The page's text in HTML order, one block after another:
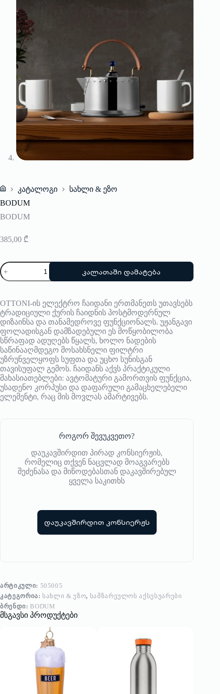
Home
კატალოგი
სახლი & ეზო
BODUM
BODUM
385,00 ₾
რაოდენობა:
BODUM
კალათაში დამატება
OTTONI-ის ელექტრო ჩაიდანი ერთმანეთს უთავსებს
ტრადიციული ქურის ჩაიდნის პოსტმოდერნულ
დიზაინსა და თანამედროვე ფუნქციონალს. უჟანგავი
ფოლადისგან დამზადებული ეს მოწყობილობა
სწრაფად ადუღებს წყალს, ხოლო ნადების
საწინააღმდეგო მოსახსნელი ფილტრი
უზრუნველყოფს სუფთა და უცხო სუნისგან
თავისუფალ გემოს. ჩაიდანს აქვს პრაქტიკული
მახასიათებლები: ავტომატური გამორთვის ფუნქცია,
უსადენო კორპუსი და დაფარული გამაცხელებელი
ელემენტი, რაც მის მოვლას ამარტივებს.
როგორ შევუკვეთო?
დაუკავშირდით პირად კონსიერჟის,
რომელიც თქვენ ნაცვლად მოაგვარებს
შეძენასა და მიწოდებასთან დაკავშირებულ
ყველა საკითხს
დაუკავშირდით კონსიერჟს
ᲐᲠᲢᲘᲙᲣᲚᲘ: 505005
ᲙᲐᲢᲔᲒᲝᲠᲘᲐ: ᲡᲐᲮᲚᲘ & ᲔᲖᲝ, ᲡᲐᲛᲖᲐᲠᲔᲣᲚᲝᲡ ᲐᲥᲡᲔᲡᲣᲐᲠᲔᲑᲘ
ᲑᲠᲔᲜᲓᲘ: BODUM
მსგავსი პროდუქტები